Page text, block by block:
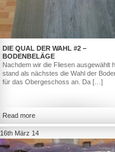
DIE QUAL DER WAHL #2 –
BODENBELÄGE
Nachdem wir die Fliesen ausgewählt
stand als nächstes die Wahl der
für das Obergeschoss an. Da […]
Read more
16th März 14